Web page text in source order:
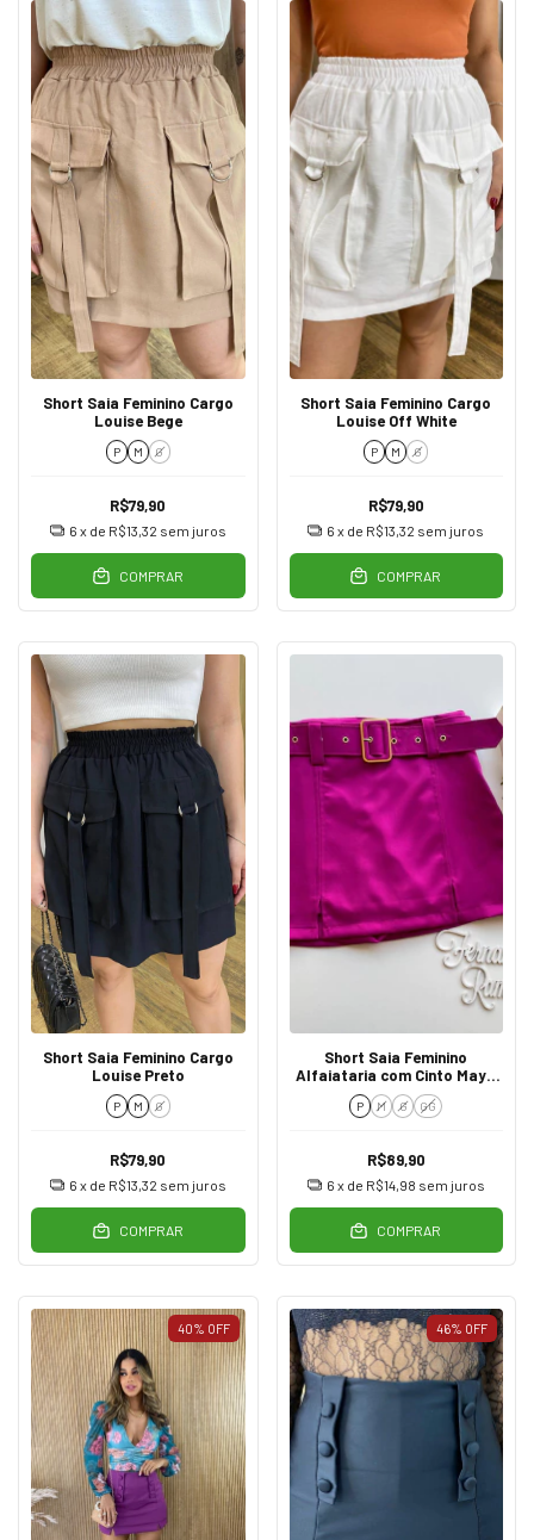
Short Saia Feminino Cargo
Louise Bege
P M G
R$79,90
6 x de R$13,32 sem juros
COMPRAR
Short Saia Feminino Cargo
Louise Off White
P M G
R$79,90
6 x de R$13,32 sem juros
COMPRAR
Short Saia Feminino Cargo
Louise Preto
P M G
R$79,90
6 x de R$13,32 sem juros
COMPRAR
Short Saia Feminino
Alfaiataria com Cinto Maya
Fúcsia
P M G GG
R$89,90
6 x de R$14,98 sem juros
COMPRAR
40% OFF 46% OFF